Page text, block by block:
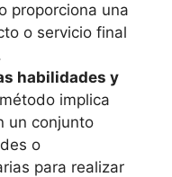
proporciona una
o servicio final
habilidades y
implica
un conjunto
o
para realizar